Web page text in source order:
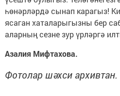
һөнәрләрдә сынап карагыз!
ясаган хаталарыгызны бер
аларның сезне зур үрләргә
Азалия Мифтахо­ва.
Фотолар шәхси архивтан.